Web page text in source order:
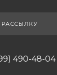
490-48-04